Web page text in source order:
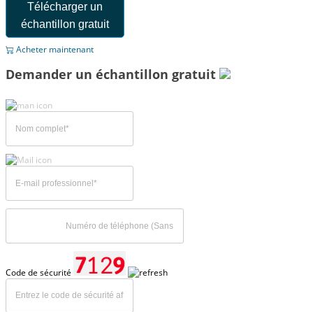
Télécharger un
échantillon gratuit
Acheter maintenant
Demander un échantillon gratuit
Code de sécurité